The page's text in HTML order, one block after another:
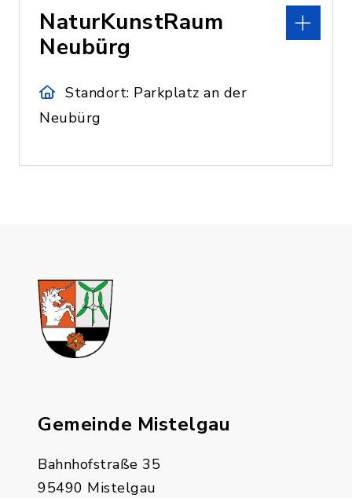
NaturKunstRaum
Neubürg
Standort: Parkplatz an der
Neubürg
Gemeinde Mistelgau
Bahnhofstraße 35
95490 Mistelgau